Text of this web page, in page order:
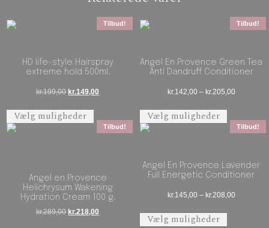
Tilbud!
HD life-style Hairspray
extreme hold 500ml.
kr.199,00 Den oprindelige pris var: kr.199,00.
kr.149,00 Den aktuelle pris er: kr.149,00.
Vælg muligheder
Tilbud!
Angel En Provence Green Tea
Anti Dandruff Conditioner
kr.142,00 – kr.205,00
Vælg muligheder
Tilbud!
Angel en Provence
Helichrysum Wakening
Hydration Cream 100 g.
kr.289,00 Den oprindelige pris var: kr.289,00.
kr.218,00 Den aktuelle pris er: kr.218,00.
Tilbud!
Angel En Provence Lavender
Full Energetic Conditioner
kr.145,00 – kr.208,00
Vælg muligheder